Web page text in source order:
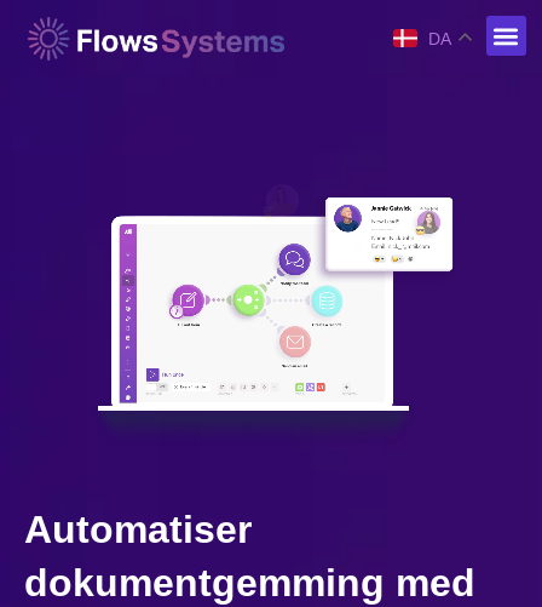
DA
Automatiser
dokumentgemming med